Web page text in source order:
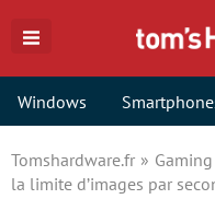
Windows
Tomshardware.fr Gaming
la limite d’images par